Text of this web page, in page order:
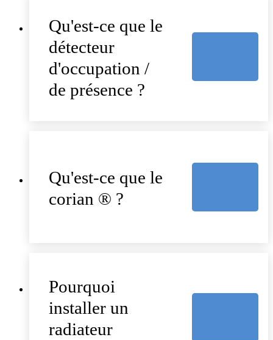
Qu'est-ce que le
détecteur
d'occupation /
de présence ?
Qu'est-ce que le
corian ® ?
Pourquoi
installer un
radiateur